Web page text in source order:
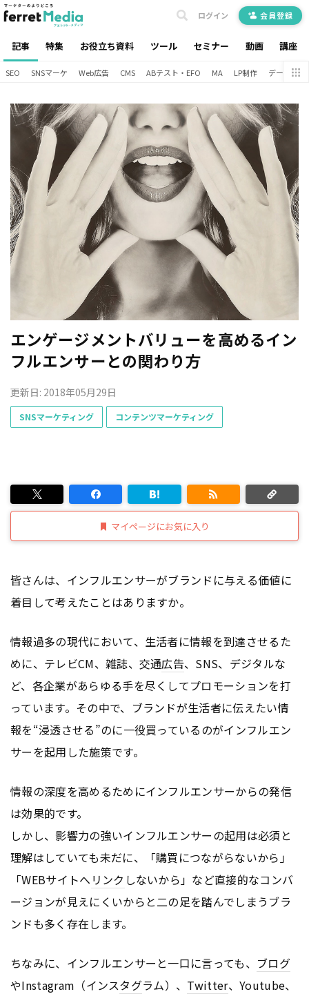
記事 特集 お役立ち資料 ツール セミナー 動画 講座
ログイン 会員登録
SEO SNSマーケ Web広告 CMS ABテスト・EFO MA LP制作 データ分析
エンゲージメントバリューを高めるイン
フルエンサーとの関わり方
更新日: 2018年05月29日
SNSマーケティング コンテンツマーケティング
マイページにお気に入り
皆さんは、インフルエンサーがブランドに与える価値に
着目して考えたことはありますか。
情報過多の現代において、生活者に情報を到達させるた
めに、テレビCM、雑誌、交通広告、SNS、デジタルな
ど、各企業があらゆる手を尽くしてプロモーションを打
っています。その中で、ブランドが生活者に伝えたい情
報を“浸透させる”のに一役買っているのがインフルエン
サーを起用した施策です。
情報の深度を高めるためにインフルエンサーからの発信
は効果的です。
しかし、影響力の強いインフルエンサーの起用は必須と
理解はしていても未だに、「購買につながらないから」
「WEBサイトへ リンク しないから」など直接的なコンバ
ージョンが見えにくいからと二の足を踏んでしまうブラ
ンドも多く存在します。
ちなみに、インフルエンサーと一口に言っても、 ブログ
やInstagram（インスタグラム）、 Twitter、Youtube、